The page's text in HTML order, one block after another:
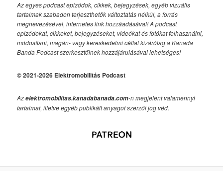
Az egyes podcast epizódok, cikkek, bejegyzések, egyéb vizuális
tartalmak szabadon terjeszthetők változtatás nélkül, a forrás
megnevezésével, internetes link hozzáadásával!A podcast
epizódokat, cikkeket, bejegyzéseket, videókat és fotókat felhasználni,
módosítani, magán- vagy kereskedelmi céllal kizárólag a Kanada
Banda Podcast szerkesztőinek hozzájárulásával lehetséges!
© 2021-2026 Elektromobilitás Podcast
Azelektromobilitas.kanadabanada.com-n megjelent valamennyi
tartalmat, illetve egyéb publikált anyagot szerzői jog véd.